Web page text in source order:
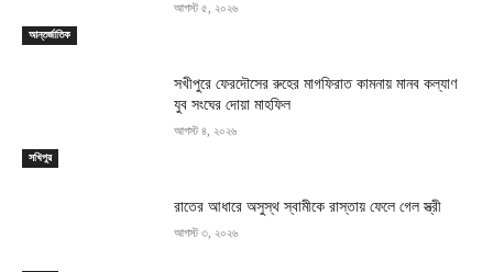
আন্তর্জাতিক
আগস্ট ৫, ২০২৬
সখিপুর
সখীপুরে ফেরদৌসের রুহের মাগফিরাত কামনায় মানব কল্যাণ
যুব সংঘের দোয়া মাহফিল
আগস্ট ৪, ২০২৬
রাতের আধারে অসুস্থ স্বামীকে রাস্তায় ফেলে গেল স্ত্রী
আগস্ট ৩, ২০২৬